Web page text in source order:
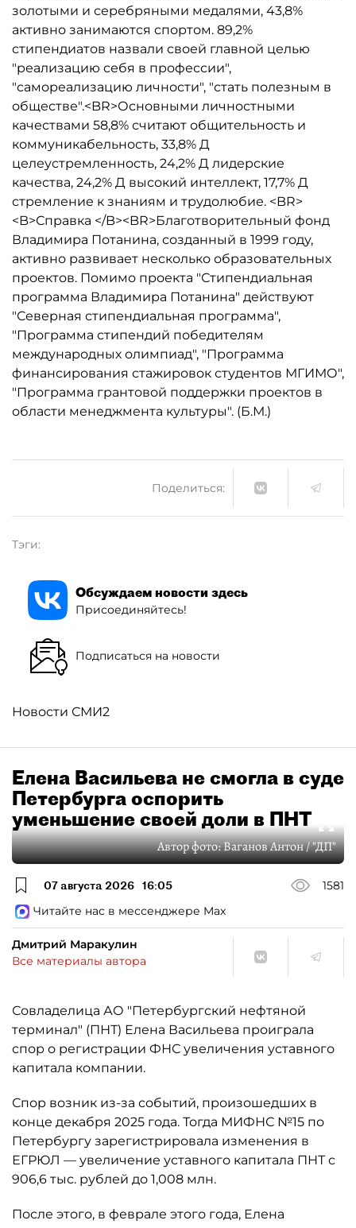
золотыми и серебряными медалями, 43,8%
активно занимаются спортом. 89,2%
стипендиатов назвали своей главной целью
"реализацию себя в профессии",
"самореализацию личности", "стать полезным в
обществе".<BR>Основными личностными
качествами 58,8% считают общительность и
коммуникабельность, 33,8% Д
целеустремленность, 24,2% Д лидерские
качества, 24,2% Д высокий интеллект, 17,7% Д
стремление к знаниям и трудолюбие. <BR>
<B>Справка </B><BR>Благотворительный фонд
Владимира Потанина, созданный в 1999 году,
активно развивает несколько образовательных
проектов. Помимо проекта "Стипендиальная
программа Владимира Потанина" действуют
"Северная стипендиальная программа",
"Программа стипендий победителям
международных олимпиад", "Программа
финансирования стажировок студентов МГИМО",
"Программа грантовой поддержки проектов в
области менеджмента культуры". (Б.М.)
Поделиться:
Тэги:
Обсуждаем новости здесь
Присоединяйтесь!
Подписаться на новости
Новости СМИ2
Елена Васильева не смогла в суде
Петербурга оспорить
уменьшение своей доли в ПНТ
Автор фото:Ваганов Антон / "ДП"
07 августа 2026 16:05
1581
Читайте нас в мессенджере Max
Дмитрий Маракулин
Все материалы автора
Совладелица АО "Петербургский нефтяной
терминал" (ПНТ) Елена Васильева проиграла
спор о регистрации ФНС увеличения уставного
капитала компании.
Спор возник из-за событий, произошедших в
конце декабря 2025 года. Тогда МИФНС №15 по
Петербургу зарегистрировала изменения в
ЕГРЮЛ — увеличение уставного капитала ПНТ с
906,6 тыс. рублей до 1,008 млн.
После этого, в феврале этого года, Елена